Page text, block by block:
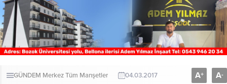
GÜNDEM MerkezTüm Manşetler 04.03.2017 A+ A-